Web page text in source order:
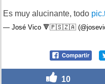
Es muy alucinante, todo
— José Vico 🔻🇵🇸🇿🇦
10